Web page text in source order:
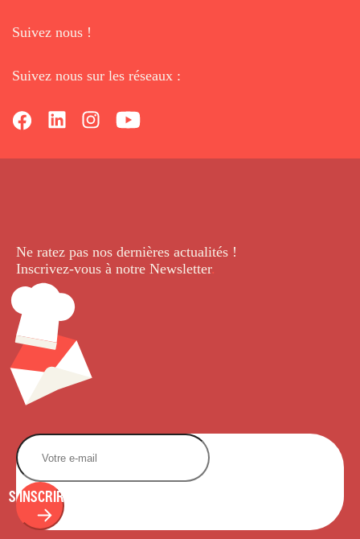
Suivez nous !
Suivez nous sur les réseaux :
Ne ratez pas nos dernières actualités !
Inscrivez-vous à notre Newsletter.
S'INSCRIRE